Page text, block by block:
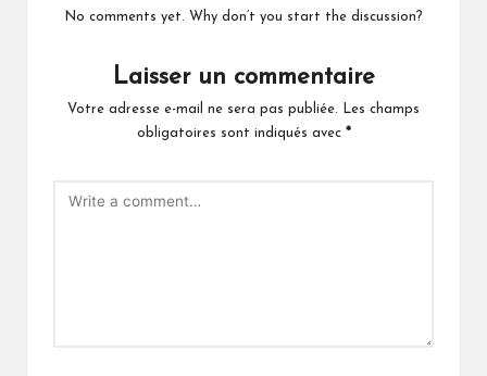
No comments yet. Why don’t you start the discussion?
Laisser un commentaire
Votre adresse e-mail ne sera pas publiée.
Les champs
obligatoires sont indiqués avec *